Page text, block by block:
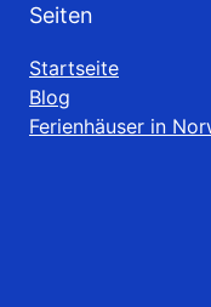
Seiten
Startseite
Blog
Ferienhäuser in